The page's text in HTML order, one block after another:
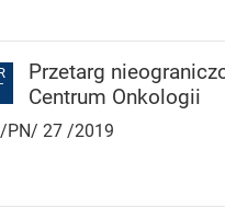
Przetarg
Centrum Onkologii
/PN/ 27 /2019